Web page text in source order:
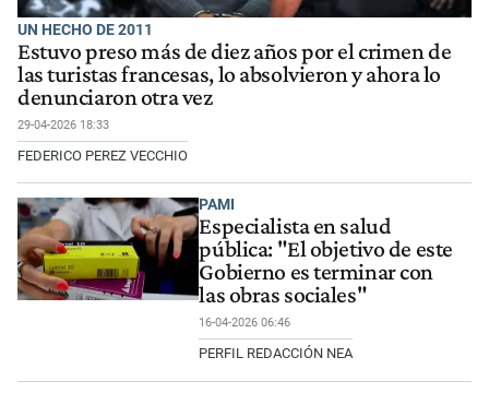
UN HECHO DE 2011
Estuvo preso más de diez años por el crimen de
las turistas francesas, lo absolvieron y ahora lo
denunciaron otra vez
29-04-2026 18:33
FEDERICO PEREZ VECCHIO
PAMI
Especialista en salud
pública: "El objetivo de este
Gobierno es terminar con
las obras sociales"
16-04-2026 06:46
PERFIL REDACCIÓN NEA